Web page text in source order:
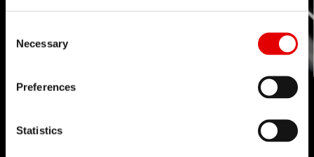
Necessary
Preferences
Statistics